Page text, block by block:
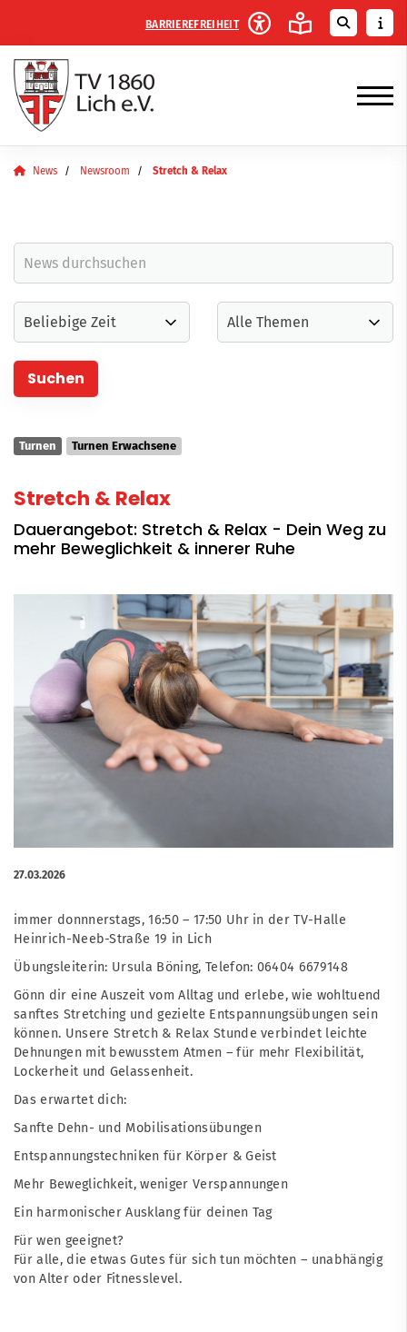
BARRIEREFREIHEIT
News Newsroom Stretch & Relax
Turnen Turnen Erwachsene
Stretch & Relax
Dauerangebot: Stretch & Relax - Dein Weg zu
mehr Beweglichkeit & innerer Ruhe
27.03.2026
immer donnnerstags, 16:50 – 17:50 Uhr in der TV-Halle
Heinrich-Neeb-Straße 19 in Lich
Übungsleiterin: Ursula Böning, Telefon: 06404 6679148
Gönn dir eine Auszeit vom Alltag und erlebe, wie wohltuend
sanftes Stretching und gezielte Entspannungsübungen sein
können. Unsere Stretch & Relax Stunde verbindet leichte
Dehnungen mit bewusstem Atmen – für mehr Flexibilität,
Lockerheit und Gelassenheit.
Das erwartet dich:
Sanfte Dehn- und Mobilisationsübungen
Entspannungstechniken für Körper & Geist
Mehr Beweglichkeit, weniger Verspannungen
Ein harmonischer Ausklang für deinen Tag
Für wen geeignet?
Für alle, die etwas Gutes für sich tun möchten – unabhängig
von Alter oder Fitnesslevel.